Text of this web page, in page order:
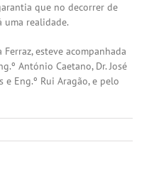
que no decorrer de
uma realidade.
Ferraz, esteve acompanhada
António Caetano, Dr. José
e Eng.º Rui Aragão, e pelo